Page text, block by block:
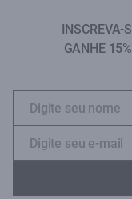
INSCREVA-
GANHE